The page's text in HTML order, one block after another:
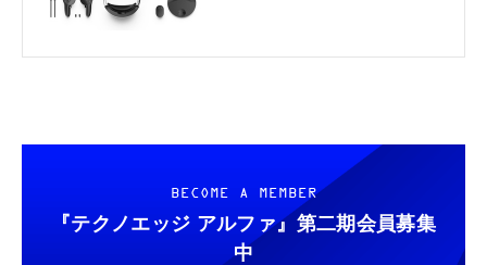
BECOME A MEMBER
『テクノエッジ アルファ』 第二期会員募集
中